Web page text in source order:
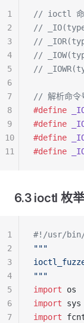
// ioctl 命
//
//
//
//
// 解析命令
#define
#define
#define
#define
1
2
3
4
5
6
7
8
9
10
11
6.3 ioctl 枚
#!/usr/bin/
"""
"""
import os
import sys
import
1
2
3
4
5
6
7